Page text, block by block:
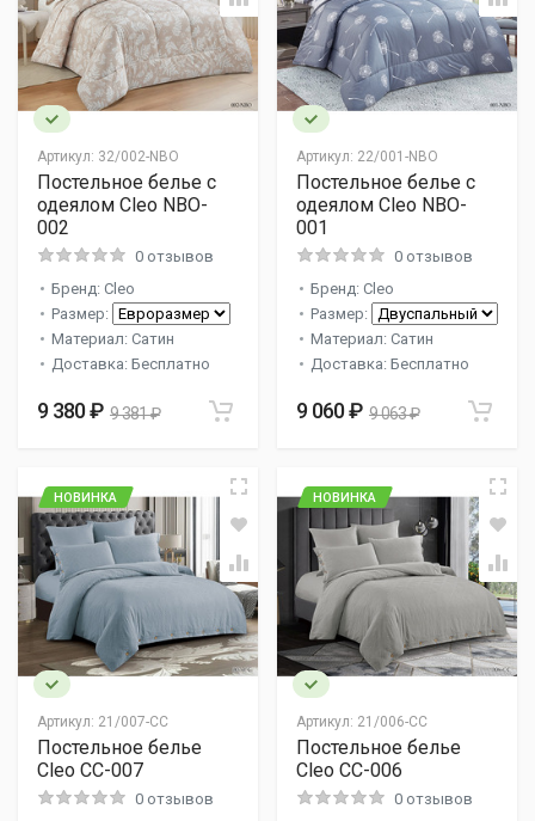
Артикул: 32/002-NBO
Постельное белье с
одеялом Cleo NBO-
002
0 отзывов
Бренд: Cleo
Размер:
Материал: Сатин
Доставка: Бесплатно
9 380 ₽ 9 381 ₽
Артикул: 22/001-NBO
Постельное белье с
одеялом Cleo NBO-
001
0 отзывов
Бренд: Cleo
Размер:
Материал: Сатин
Доставка: Бесплатно
9 060 ₽ 9 063 ₽
Артикул: 21/007-CC
НОВИНКА
Постельное белье
Cleo CC-007
0 отзывов
Артикул: 21/006-CC
НОВИНКА
Постельное белье
Cleo CC-006
0 отзывов